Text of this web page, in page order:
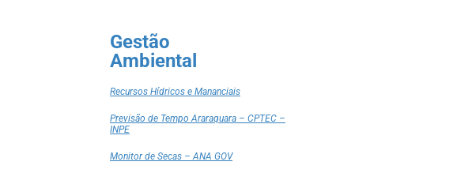
Gestão
Ambiental
Recursos Hídricos e Mananciais
Previsão de Tempo Araraquara – CPTEC –
INPE
Monitor de Secas – ANA GOV